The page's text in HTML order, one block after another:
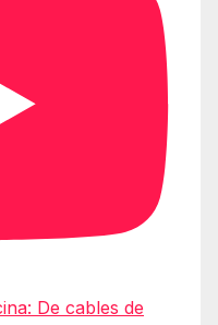
De cables de